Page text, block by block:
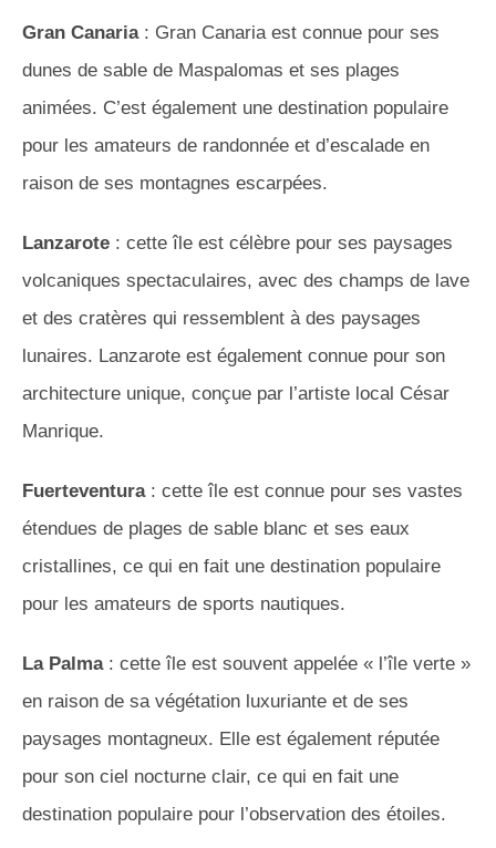
Gran Canaria: Gran Canaria est connue pour ses
dunes de sable de Maspalomas et ses plages
animées. C’est également une destination populaire
pour les amateurs de randonnée et d’escalade en
raison de ses montagnes escarpées.
Lanzarote : cette île est célèbre pour ses paysages
volcaniques spectaculaires, avec des champs de lave
et des cratères qui ressemblent à des paysages
lunaires. Lanzarote est également connue pour son
architecture unique, conçue par l’artiste local César
Manrique.
Fuerteventura: cette île est connue pour ses vastes
étendues de plages de sable blanc et ses eaux
cristallines, ce qui en fait une destination populaire
pour les amateurs de sports nautiques.
La Palma: cette île est souvent appelée « l’île verte »
en raison de sa végétation luxuriante et de ses
paysages montagneux. Elle est également réputée
pour son ciel nocturne clair, ce qui en fait une
destination populaire pour l’observation des étoiles.